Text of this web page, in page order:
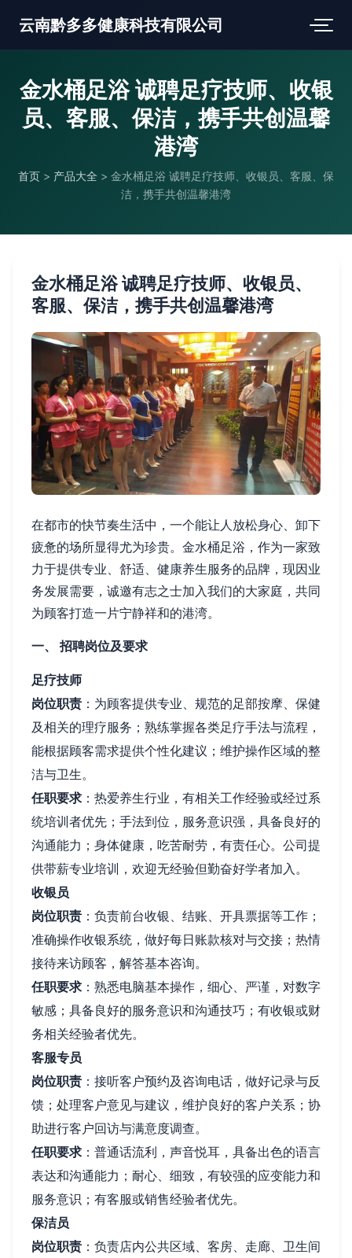
云南黔多多健康科技有限公司
金水桶足浴 诚聘足疗技师、收银
员、客服、保洁，携手共创温馨
港湾
首页 > 产品大全 > 金水桶足浴 诚聘足疗技师、收银员、客服、保
洁，携手共创温馨港湾
金水桶足浴 诚聘足疗技师、收银员、
客服、保洁，携手共创温馨港湾
在都市的快节奏生活中，一个能让人放松身心、卸下
疲惫的场所显得尤为珍贵。金水桶足浴，作为一家致
力于提供专业、舒适、健康养生服务的品牌，现因业
务发展需要，诚邀有志之士加入我们的大家庭，共同
为顾客打造一片宁静祥和的港湾。
一、 招聘岗位及要求
足疗技师
岗位职责 ：为顾客提供专业、规范的足部按摩、保健
及相关的理疗服务；熟练掌握各类足疗手法与流程，
能根据顾客需求提供个性化建议；维护操作区域的整
洁与卫生。
任职要求 ：热爱养生行业，有相关工作经验或经过系
统培训者优先；手法到位，服务意识强，具备良好的
沟通能力；身体健康，吃苦耐劳，有责任心。公司提
供带薪专业培训，欢迎无经验但勤奋好学者加入。
收银员
岗位职责 ：负责前台收银、结账、开具票据等工作；
准确操作收银系统，做好每日账款核对与交接；热情
接待来访顾客，解答基本咨询。
任职要求 ：熟悉电脑基本操作，细心、严谨，对数字
敏感；具备良好的服务意识和沟通技巧；有收银或财
务相关经验者优先。
客服专员
岗位职责 ：接听客户预约及咨询电话，做好记录与反
馈；处理客户意见与建议，维护良好的客户关系；协
助进行客户回访与满意度调查。
任职要求 ：普通话流利，声音悦耳，具备出色的语言
表达和沟通能力；耐心、细致，有较强的应变能力和
服务意识；有客服或销售经验者优先。
保洁员
岗位职责 ：负责店内公共区域、客房、走廊、卫生间